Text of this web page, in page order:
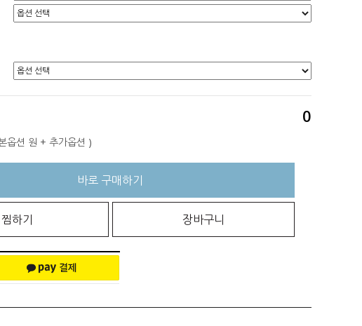
0
옵션 원 + 추가옵션 )
바로 구매하기
찜하기 장바구니